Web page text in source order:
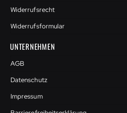
Widerrufsrecht
Widerrufsformular
UNTERNEHMEN
AGB
Datenschutz
Impressum